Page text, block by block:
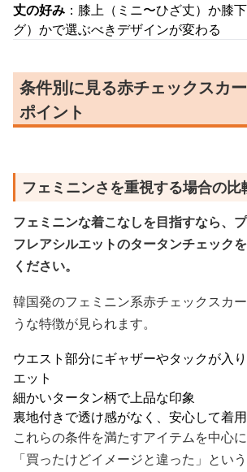
丈の好み ：膝上（ミニ〜ひざ丈）か膝
グ）かで選ぶべきデザインが変わる
条件別に見る赤チェックスカ
ポイント
フェミニンさを重視する場合の比
フェミニンな着こなしを目指すなら、
フレアシルエットのタータンチェック
ください。
韓国発のフェミニン系赤チェックスカ
うな特徴が見られます。
ウエスト部分にギャザーやタックが入
エット
細かいタータン柄で上品な印象
裏地付きで透け感がなく、安心して着
これらの条件を満たすアイテムを中心に
「買ったけどイメージと違った」とい